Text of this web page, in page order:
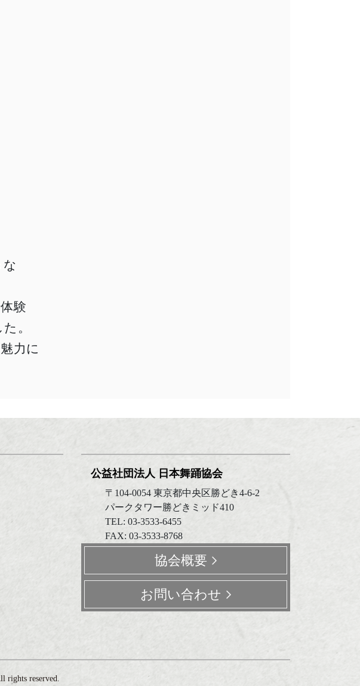
験
。
力に
公益社団法人 日本舞踊協会
〒104-0054 東京都中央区勝どき4-6-2
パークタワー勝どきミッド410
TEL: 03-3533-6455
FAX: 03-3533-8768
協会概要
お問い合わせ
rights reserved.